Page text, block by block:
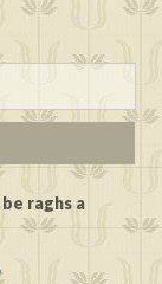
raghs a...